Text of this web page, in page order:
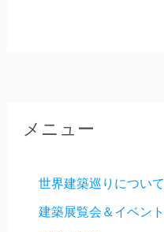
メニュー
世界建築巡りについて
建築展覧会＆イベント